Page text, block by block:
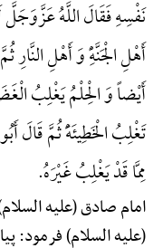
نَفْسِهِ فَقَالَ اللَّهُ عَزَّوَجَلَّ
أَهْلِ الْجَنَّهًِْ وَ أَهْلِ
أَیْضاً وَ الْحِلْمُ یَغْلِبُ
تَغْلِبُ الْخَطِیئَهًَْ ثُمَّ قَالَ
مِمَّا قَدْ یَغْلِبُ غَیْرَهُ.
امام صادق (علیه
(علیه السلام) فرمود: